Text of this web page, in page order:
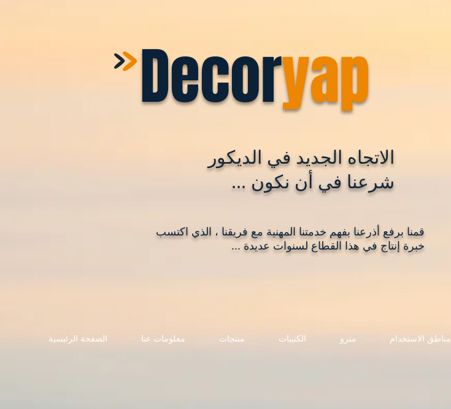
Decoryap
>>
الاتجاه الجديد في الديكور
شرعنا في أن نكون ...
قمنا برفع أذرعنا بفهم خدمتنا المهنية مع فريقنا ، الذي اكتسب
خبرة إنتاج في هذا القطاع لسنوات عديدة ...
الصفحة الرئيسية معلومات عنا منتجات الكتيبات مترو مناطق الاستخدام